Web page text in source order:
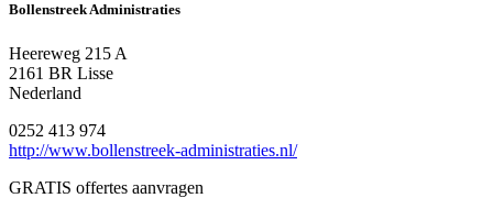
Bollenstreek Administraties
Heereweg 215 A
2161 BR Lisse
Nederland
0252 413 974
http://www.bollenstreek-administraties.nl/
GRATIS offertes aanvragen